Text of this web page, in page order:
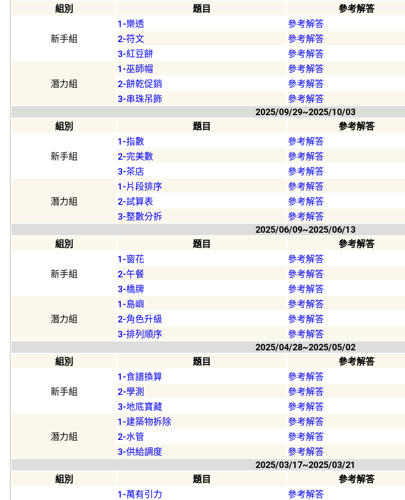
組別
題目 參考解答
新手組
1-樂透 參考解答
2-符文
參考解答
3-紅豆餅
參考解答
潛力組
1-巫師帽 參考解答
2-餅乾促銷
參考解答
3-串珠吊飾
參考解答
2025/09/29~2025/10/03
組別
題目 參考解答
新手組
1-指數 參考解答
2-完美數
參考解答
3-茶店
參考解答
潛力組
1-片段排序 參考解答
2-試算表
參考解答
3-整數分拆
參考解答
2025/06/09~2025/06/13
組別
題目 參考解答
新手組
1-窗花 參考解答
2-午餐
參考解答
3-橋牌
參考解答
潛力組
1-島嶼 參考解答
2-角色升級
參考解答
3-排列順序
參考解答
2025/04/28~2025/05/02
組別
題目 參考解答
新手組
1-食譜換算 參考解答
2-學測
參考解答
3-地底寶藏
參考解答
潛力組
1-建築物拆除 參考解答
2-水管
參考解答
3-供給調度
參考解答
2025/03/17~2025/03/21
組別
題目 參考解答
1-萬有引力 參考解答